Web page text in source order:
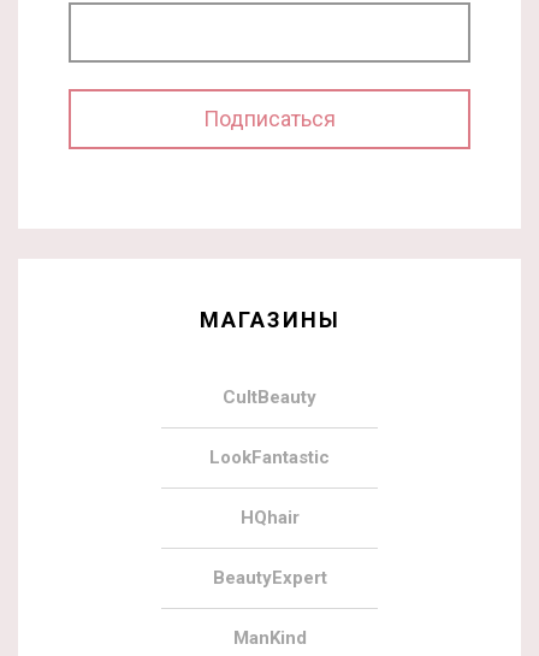
МАГАЗИНЫ
CultBeauty
LookFantastic
HQhair
BeautyExpert
ManKind